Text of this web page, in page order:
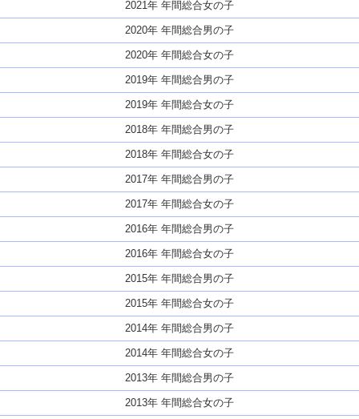
2021年 年間総合女の子
2020年 年間総合男の子
2020年 年間総合女の子
2019年 年間総合男の子
2019年 年間総合女の子
2018年 年間総合男の子
2018年 年間総合女の子
2017年 年間総合男の子
2017年 年間総合女の子
2016年 年間総合男の子
2016年 年間総合女の子
2015年 年間総合男の子
2015年 年間総合女の子
2014年 年間総合男の子
2014年 年間総合女の子
2013年 年間総合男の子
2013年 年間総合女の子